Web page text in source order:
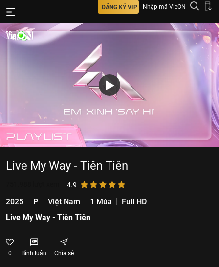
ĐĂNG KÝ VIP Nhập mã VieON
Live My Way - Tiên Tiên
4.9
2025 P Việt Nam 1 Mùa
Full HD
Live My Way - Tiên Tiên
0 Bình luận Chia sẻ